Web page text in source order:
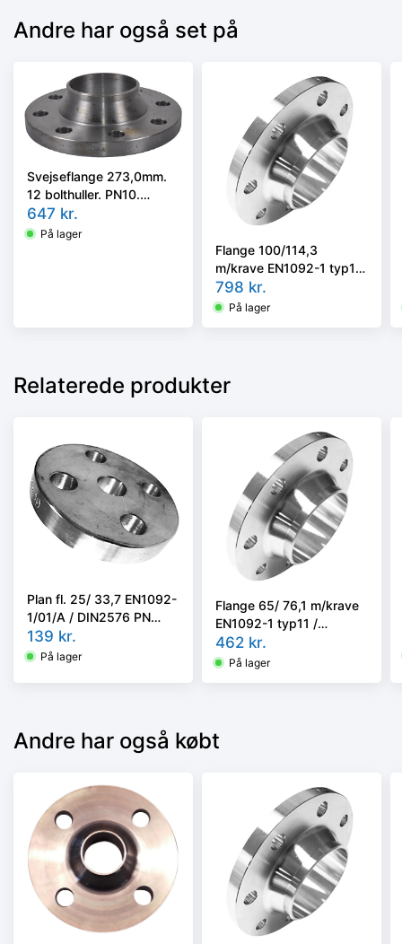
Andre har også set på
Svejseflange 273,0mm.
12 bolthuller. PN10.
EN1092-1/11, P250GH
647 kr.
På lager
Flange 100/114,3
m/krave EN1092-1 typ11
/ DIN2635 PN40
AISI316L/1.4404
798 kr.
På lager
Relaterede produkter
Plan fl. 25/ 33,7 EN1092-
1/01/A / DIN2576 PN
10/40 Kval AISI316L
139 kr.
På lager
Flange 65/ 76,1 m/krave
EN1092-1 typ11 /
DIN2635 PN40
AISI316L/1.4404
462 kr.
På lager
Andre har også købt